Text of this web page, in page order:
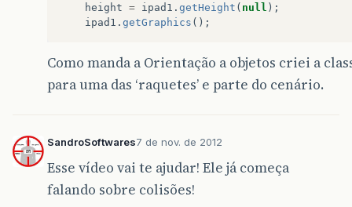
height = ipad1 . getHeight ( null );
ipad1 . getGraphics ();
Como manda a Orientação a objetos criei a
para uma das ‘raquetes’ e parte do cenário.
SandroSoftwares7 de nov. de 2012
Esse vídeo vai te ajudar! Ele já começa
falando sobre colisões!